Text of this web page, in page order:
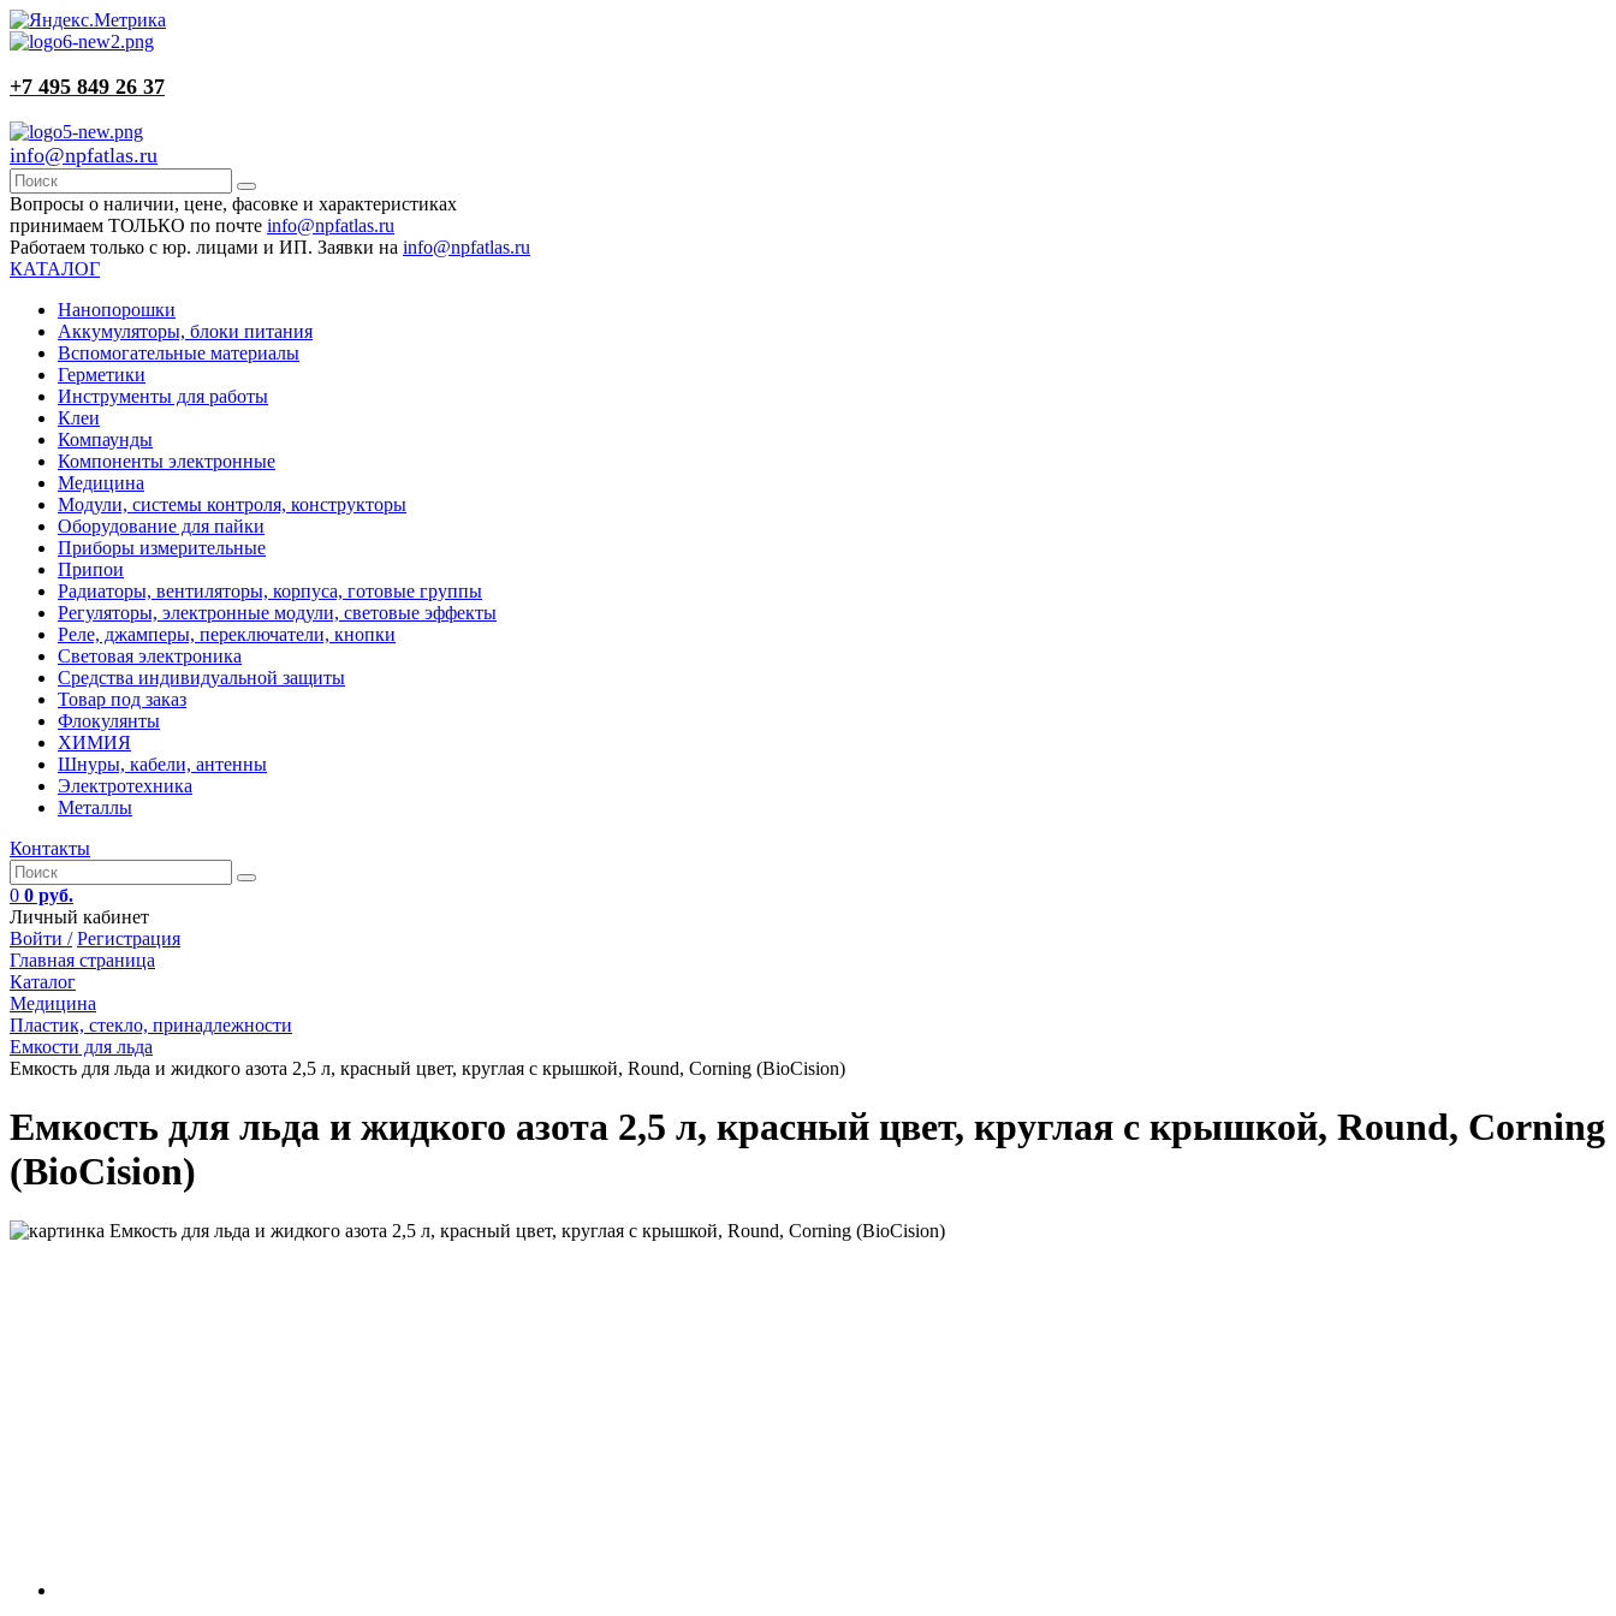
+7 495 849 26 37
info@npfatlas.ru
Вопросы о наличии, цене, фасовке и характеристиках
принимаем ТОЛЬКО по почте info@npfatlas.ru
Работаем только с юр. лицами и ИП. Заявки на info@npfatlas.ru
КАТАЛОГ
Нанопорошки
Аккумуляторы, блоки питания
Вспомогательные материалы
Герметики
Инструменты для работы
Клеи
Компаунды
Компоненты электронные
Медицина
Модули, системы контроля, конструкторы
Оборудование для пайки
Приборы измерительные
Припои
Радиаторы, вентиляторы, корпуса, готовые группы
Регуляторы, электронные модули, световые эффекты
Реле, джамперы, переключатели, кнопки
Световая электроника
Средства индивидуальной защиты
Товар под заказ
Флокулянты
ХИМИЯ
Шнуры, кабели, антенны
Электротехника
Металлы
Контакты
0 0 руб.
Личный кабинет
Войти / Регистрация
Главная страница
Каталог
Медицина
Пластик, стекло, принадлежности
Емкости для льда
Емкость для льда и жидкого азота 2,5 л, красный цвет, круглая с крышкой, Round, Corning (BioCision)
Емкость для льда и жидкого азота 2,5 л, красный цвет, круглая с крышкой, Round, Corning
(BioCision)